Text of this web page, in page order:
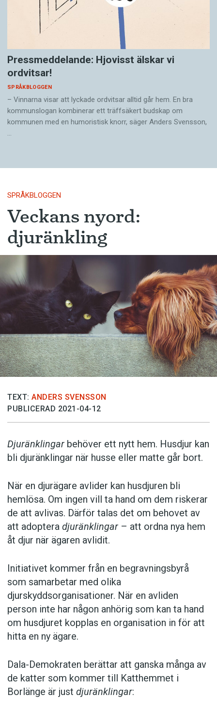
Pressmeddelande: Hjovisst älskar vi
ordvitsar!
SPRÅKBLOGGEN
– Vinnarna visar att lyckade ordvitsar alltid går hem. En bra
kommunslogan kombinerar ett träffsäkert budskap om
kommunen med en humoristisk knorr, säger Anders Svensson,
…
SPRÅKBLOGGEN
Veckans nyord:
djuränkling
TEXT: ANDERS SVENSSON
PUBLICERAD 2021-04-12
Djuränklingar behöver ett nytt hem. Husdjur kan
bli djuränklingar när husse eller matte går bort.
När en djurägare avlider kan husdjuren bli
hemlösa. Om ingen vill ta hand om dem riskerar
de att avlivas. Därför talas det om behovet av
att adoptera djuränklingar – att ordna nya hem
åt djur när ägaren avlidit.
Initiativet kommer från en begravningsbyrå
som samarbetar med olika
djurskyddsorganisationer. När en avliden
person inte har någon anhörig som kan ta hand
om husdjuret kopplas en organisation in för att
hitta en ny ägare.
Dala-Demokraten berättar att ganska många av
de katter som kommer till Katthemmet i
Borlänge är just djuränklingar: